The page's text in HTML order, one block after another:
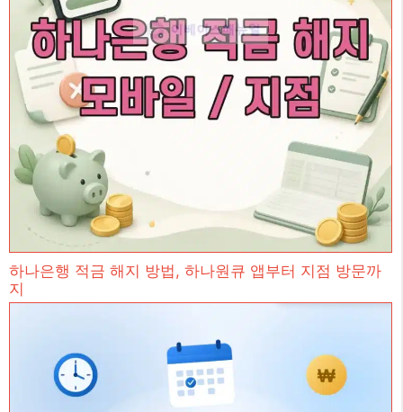
하나은행 적금 해지 방법, 하나원큐 앱부터 지점 방문까
지